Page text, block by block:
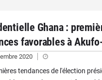
Ghana :
favorables à
2020
tendances de l'élection